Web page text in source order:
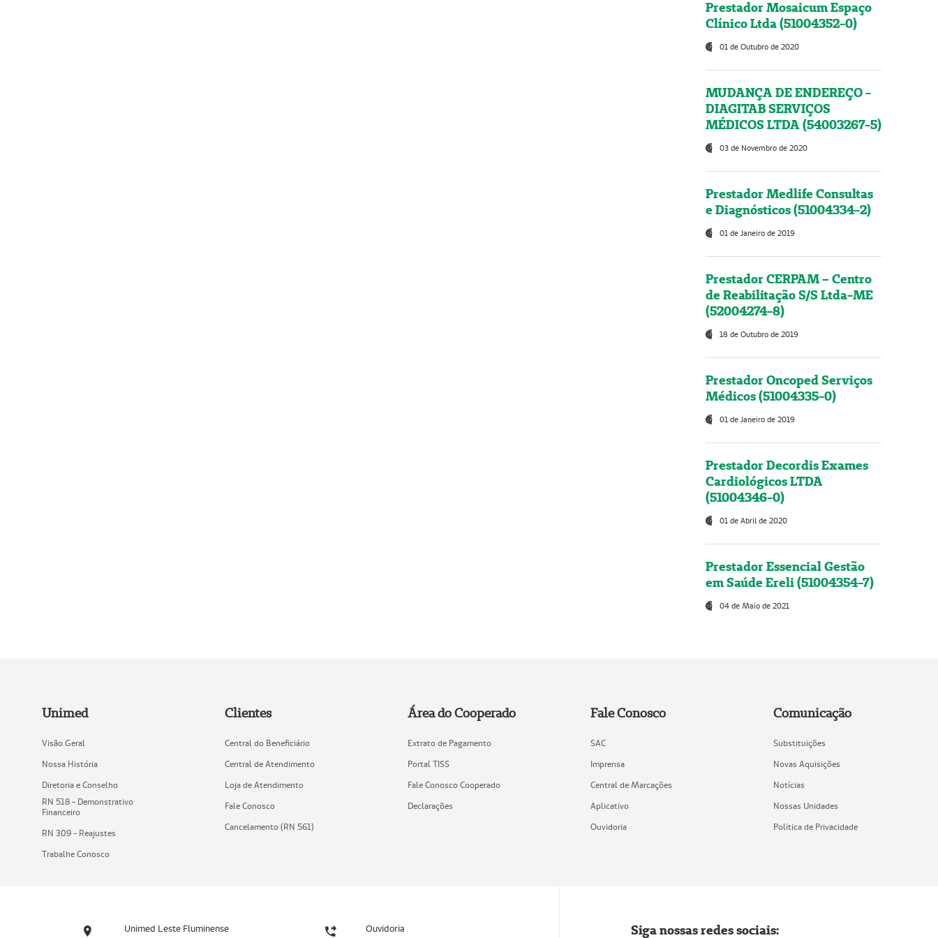
Prestador Mosaicum Espaço
Clínico Ltda (51004352-0)
01 de Outubro de 2020
MUDANÇA DE ENDEREÇO -
DIAGITAB SERVIÇOS
MÉDICOS LTDA (54003267-5)
03 de Novembro de 2020
Prestador Medlife Consultas
e Diagnósticos (51004334-2)
01 de Janeiro de 2019
Prestador CERPAM – Centro
de Reabilitação S/S Ltda-ME
(52004274-8)
18 de Outubro de 2019
Prestador Oncoped Serviços
Médicos (51004335-0)
01 de Janeiro de 2019
Prestador Decordis Exames
Cardiológicos LTDA
(51004346-0)
01 de Abril de 2020
Prestador Essencial Gestão
em Saúde Ereli (51004354-7)
04 de Maio de 2021
Unimed
Visão Geral
Nossa História
Diretoria e Conselho
RN 518 - Demonstrativo
Financeiro
RN 309 - Reajustes
Trabalhe Conosco
Clientes
Central do Beneficiário
Central de Atendimento
Loja de Atendimento
Fale Conosco
Cancelamento (RN 561)
Área do Cooperado
Extrato de Pagamento
Portal TISS
Fale Conosco Cooperado
Declarações
Fale Conosco
SAC
Imprensa
Central de Marcações
Aplicativo
Ouvidoria
Comunicação
Substituições
Novas Aquisições
Notícias
Nossas Unidades
Política de Privacidade
Unimed Leste Fluminense Ouvidoria Siga nossas redes sociais: